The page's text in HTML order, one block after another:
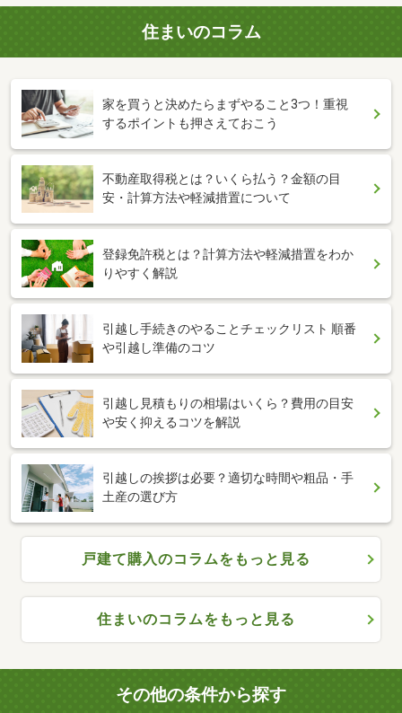
住まいのコラム
家を買うと決めたらまずやること3つ！重視
するポイントも押さえておこう
不動産取得税とは？いくら払う？金額の目
安・計算方法や軽減措置について
登録免許税とは？計算方法や軽減措置をわか
りやすく解説
引越し手続きのやることチェックリスト 順番
や引越し準備のコツ
引越し見積もりの相場はいくら？費用の目安
や安く抑えるコツを解説
引越しの挨拶は必要？適切な時間や粗品・手
土産の選び方
戸建て購入のコラムをもっと見る
住まいのコラムをもっと見る
その他の条件から探す